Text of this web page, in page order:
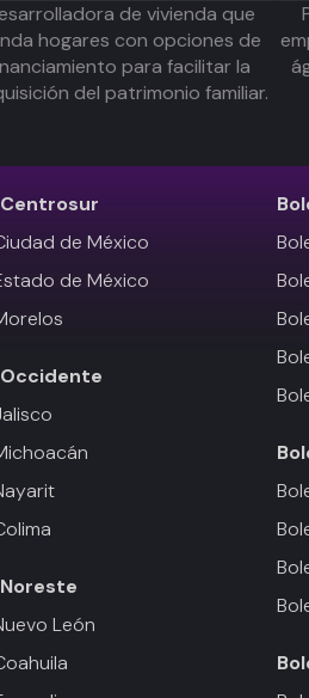
de vivienda que
hogares con opciones de
para facilitar la
del patrimonio familiar.
Centrosur
de México
de México
Occidente
Noreste
León